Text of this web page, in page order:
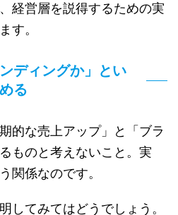
経営層を説得するための実
す。
ディングか」とい
る
的な売上アップ」と「ブラ
ものと考えないこと。実
関係なのです。
してみてはどうでしょう。